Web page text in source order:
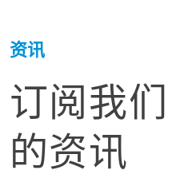
资讯
订阅我们
的资讯